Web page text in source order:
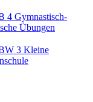
4 Gymnastisch-
Übungen
3 Kleine